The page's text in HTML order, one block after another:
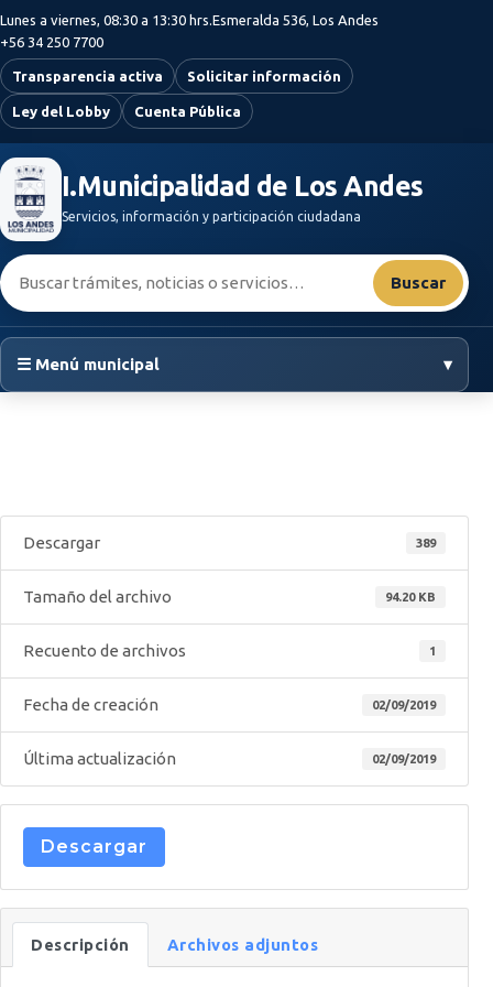
Saltar al contenido principal
Lunes a viernes, 08:30 a 13:30 hrs.Esmeralda 536, Los Andes
+56 34 250 7700
Transparencia activa Solicitar información
Ley del Lobby Cuenta Pública
I.Municipalidad de Los Andes
Servicios, información y participación ciudadana
Buscar:
Buscar
☰ Menú municipal ▾
Descargar 389
Tamaño del archivo 94.20 KB
Recuento de archivos 1
Fecha de creación 02/09/2019
Última actualización 02/09/2019
Descargar
Descripción Archivos adjuntos